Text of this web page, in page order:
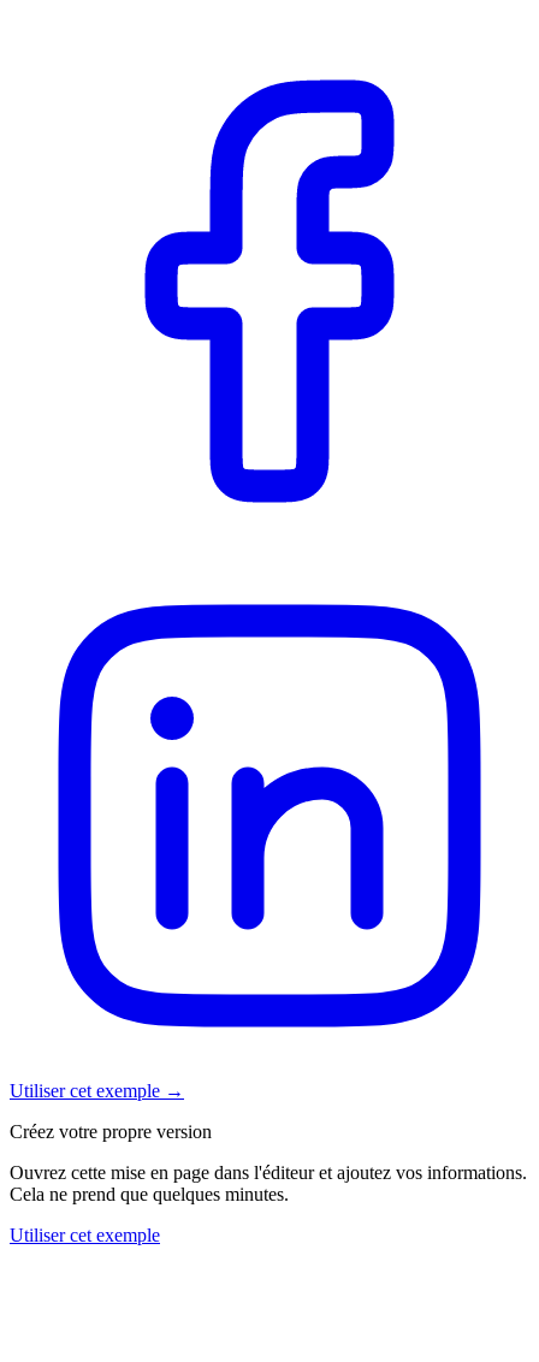
Utiliser cet exemple →
Créez votre propre version
Ouvrez cette mise en page dans l'éditeur et ajoutez vos informations.
Cela ne prend que quelques minutes.
Utiliser cet exemple